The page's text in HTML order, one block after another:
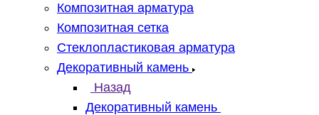
Композитная арматура
Композитная сетка
Стеклопластиковая арматура
Декоративный камень
Назад
Декоративный камень